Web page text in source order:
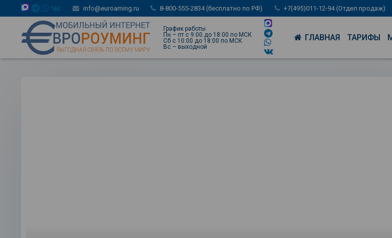
info@euroaming.ru 8-800-555-2834 (бесплатно по РФ) +7(495)011-12-94 (Отдел продаж)
График работы:
Пн – пт с 9:00 до 18:00 по МСК
Сб с 10:00 до 18:00 по МСК
Вс – выходной
ГЛАВНАЯ ТАРИФЫ